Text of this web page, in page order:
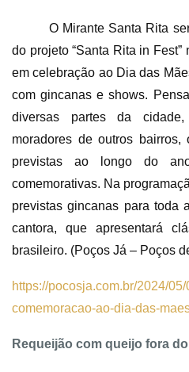
O Mirante Santa Rita
do projeto “Santa Rita in
em celebração ao Dia das
com gincanas e shows.
diversas partes da
moradores de outros
previstas ao longo do
comemorativas. Na
previstas gincanas para toda
cantora, que apresentará
brasileiro. (Poços Já – Poços
https://pocosja.com.br/2024/
comemoracao-ao-dia-das-
Requeijão com queijo fora